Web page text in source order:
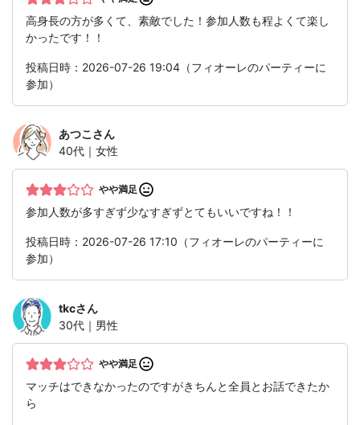
高身長の方が多くて、素敵でした！参加人数も程よくて楽し
かったです！！
投稿日時：2026-07-26 19:04（フィオーレのパーティーに
参加）
あつこ さん
40代｜女性
やや満足
参加人数が多すぎず少なすぎずとてもいいですね！！
投稿日時：2026-07-26 17:10（フィオーレのパーティーに
参加）
tkcさん
30代｜男性
やや満足
マッチはできなかったのですがきちんと全員とお話できたか
ら